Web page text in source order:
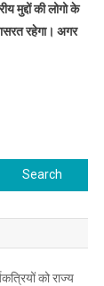
मुद्दों की लोगो के
रहेगा। अगर
Search
को राज्य